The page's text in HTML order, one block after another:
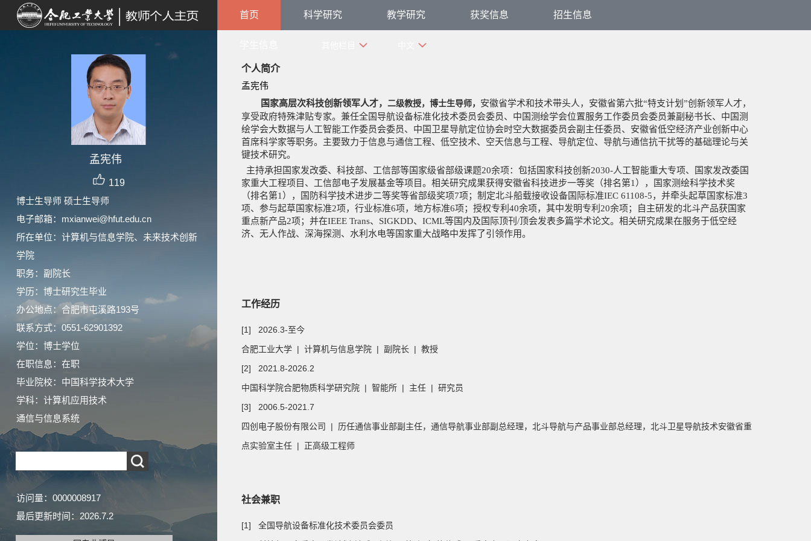
孟宪伟
119
博士生导师 硕士生导师
电子邮箱： mxianwei@hfut.edu.cn
所在单位：计算机与信息学院、未来技术创新
学院
职务：副院长
学历：博士研究生毕业
办公地点：合肥市屯溪路193号
联系方式：0551-62901392
学位：博士学位
在职信息：在职
毕业院校：中国科学技术大学
学科：计算机应用技术
通信与信息系统
访问量： 0000008917
最后更新时间： 2026.7.2
首页 科学研究 教学研究 获奖信息 招生信息
个人简介
孟宪伟
国家高层次科技创新领军人才， 二级教授，博士生导师， 安徽省学术和技术带头人，安徽省第六批“特支计划”创新领军人才，
享受政府特殊津贴专家。兼任全国导航设备标准化技术委员会委员、中国测绘学会位置服务工作委员会委员兼副秘书长、中国测
绘学会大数据与人工智能工作委员会委员、中国卫星导航定位协会时空大数据委员会副主任委员、安徽省低空经济产业创新中心
首席科学家等职务。 主要致力于信息与通信工程、低空技术、空天信息与工程、导航定位、导航与通信抗干扰等的基础理论与关
键技术研究。
主持承担国家发改委、科技部、工信部等国家级省部级课题20余项： 包括国家科技创新2030-人工智能重大专项、国家发改委国
家重大工程项目、工信部电子发展基金等项目。相关研究成果获得安徽省科技进步一等奖（排名第1），国家测绘科学技术奖
（排名第1），国防科学技术进步二等奖等省部级奖项7项；制 定北斗船载接收设备国际标准IEC 61108-5，并牵头起草国家标准3
项、参与起草国家标准2项，行业标准6项，地方标准6项；授权专利40余项，其中发明专利20余项；自主研发的北斗产品获国家
重点新产品2项；并在IEEE Trans、SIGKDD、ICML等国内及国际顶刊/顶会发表多篇学术论文。相关研究成果在服务于低空经
济、无人作战、深海探测、水利水电等国家重大战略中发挥了引领作用。
工作经历
[1] 2026.3-至今
合肥工业大学 | 计算机与信息学院 | 副院长 | 教授
[2] 2021.8-2026.2
中国科学院合肥物质科学研究院 | 智能所 | 主任 | 研究员
[3] 2006.5-2021.7
四创电子股份有限公司 | 历任通信事业部副主任，通信导航事业部副总经理，北斗导航与产品事业部总经理，北斗卫星导航技术安徽省重
点实验室主任 | 正高级工程师
社会兼职
[1] 全国导航设备标准化技术委员会委员